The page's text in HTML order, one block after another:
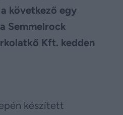
következő egy
Semmelrock
Kft. kedden
készített